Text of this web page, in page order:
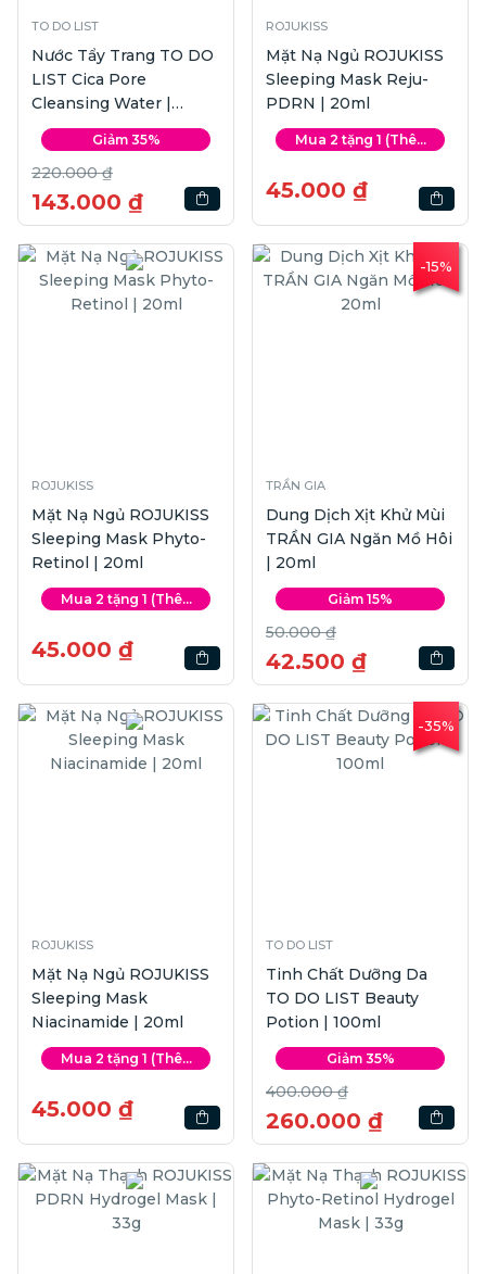
TO DO LIST
Nước Tẩy Trang TO DO
LIST Cica Pore
Cleansing Water |
300ml
Giảm 35%
220.000 ₫
143.000 ₫
ROJUKISS
Mặt Nạ Ngủ ROJUKISS
Sleeping Mask Reju-
PDRN | 20ml
Mua 2 tặng 1 (Thê...
45.000 ₫
ROJUKISS
Mặt Nạ Ngủ ROJUKISS
Sleeping Mask Phyto-
Retinol | 20ml
Mua 2 tặng 1 (Thê...
45.000 ₫
-15%
TRẦN GIA
Dung Dịch Xịt Khử Mùi
TRẦN GIA Ngăn Mồ Hôi
| 20ml
Giảm 15%
50.000 ₫
42.500 ₫
ROJUKISS
Mặt Nạ Ngủ ROJUKISS
Sleeping Mask
Niacinamide | 20ml
Mua 2 tặng 1 (Thê...
45.000 ₫
-35%
TO DO LIST
Tinh Chất Dưỡng Da
TO DO LIST Beauty
Potion | 100ml
Giảm 35%
400.000 ₫
260.000 ₫